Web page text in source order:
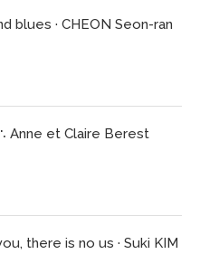
blues · CHEON Seon-ran
Anne et Claire Berest
there is no us · Suki KIM